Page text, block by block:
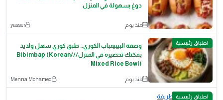
دوغ بسهولة في المنزل
منذ يوم yasser
اطباق رئيسية
وصفة البيبيمباب الكوري.. طبق كوري سهل ولذيذ
يمكنك تحضيره في المنزل///Bibimbap (Korean
Mixed Rice Bowl)
منذ يوم Menna Mohamed
اطباق رئيسية